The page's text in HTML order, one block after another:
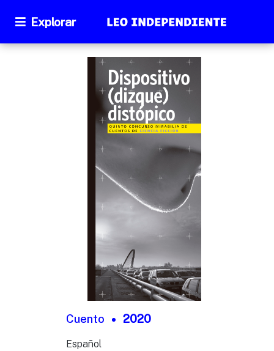
Explorar
Cuento 2020
Español